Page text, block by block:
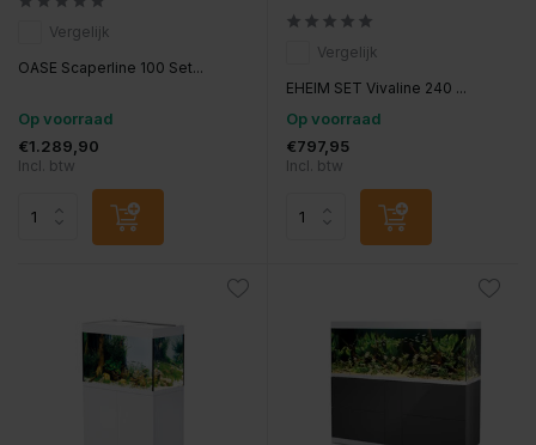
Vergelijk
OASE Scaperline 100 Set...
Op voorraad
€1.289,90
Incl. btw
Vergelijk
EHEIM SET Vivaline 240 ...
Op voorraad
€797,95
Incl. btw